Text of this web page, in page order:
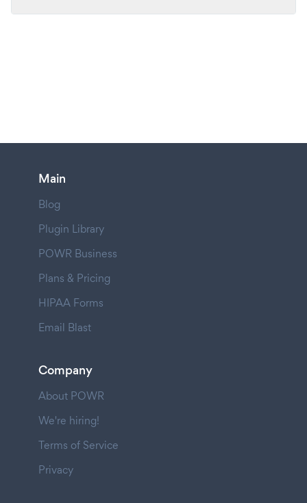
Main
Blog
Plugin Library
POWR Business
Plans & Pricing
HIPAA Forms
Email Blast
Company
About POWR
We're hiring!
Terms of Service
Privacy